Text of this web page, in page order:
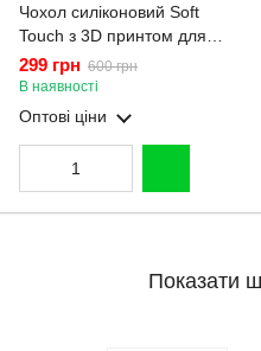
Чохол силіконовий Soft
Touch з 3D принтом для
Samsung Galaxy A52 5G
(SM-A526) коричневий
(Повний захист камери)
299 грн 600 грн
В наявності
Оптові ціни
Показати